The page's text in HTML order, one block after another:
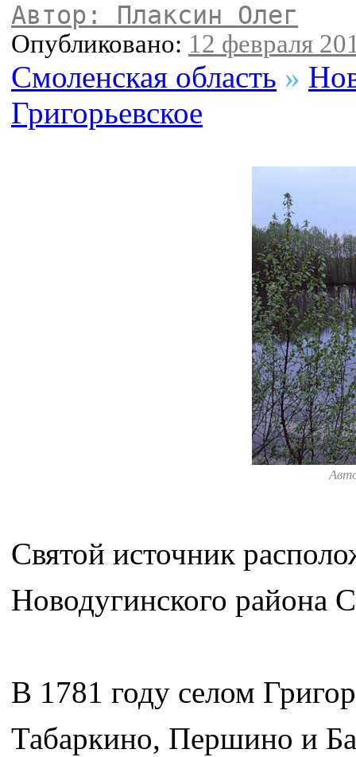
Автор: Плаксин Олег
Опубликовано: 12 февраля
Смоленская область »
Григорьевское
Святой источник
Новодугинского района
В 1781 году селом
Табаркино, Першино и